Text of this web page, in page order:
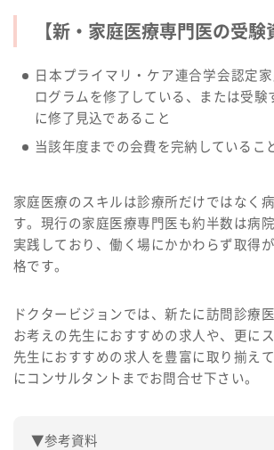
【新・家庭医療専門医の受験
日本プライマリ・ケア連合学会認定
ログラムを修了している、または受験
に修了見込であること
当該年度までの会費を完納しているこ
家庭医療のスキルは診療所だけではなく
す。現行の家庭医療専門医も約半数は病
実践しており、働く場にかかわらず取得
格です。
ドクタービジョンでは、新たに訪問診療
お考えの先生におすすめの求人や、更に
先生におすすめの求人を豊富に取り揃え
にコンサルタントまでお問合せ下さい。
▼参考資料